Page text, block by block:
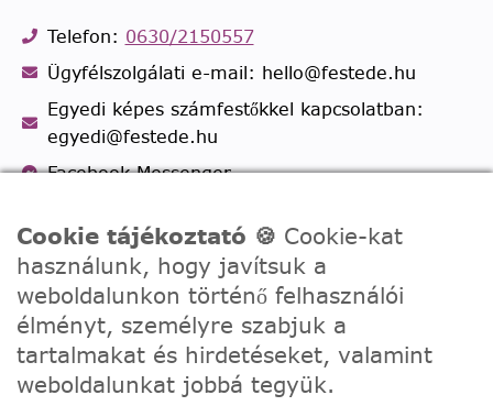
Telefon: 0630/2150557
Ügyfélszolgálati e-mail: hello@festede.hu
Egyedi képes számfestőkkel kapcsolatban:
egyedi@festede.hu
Facebook Messenger
Cookie tájékoztató 🍪 Cookie-kat
használunk, hogy javítsuk a
weboldalunkon történő felhasználói
élményt, személyre szabjuk a
tartalmakat és hirdetéseket, valamint
weboldalunkat jobbá tegyük.